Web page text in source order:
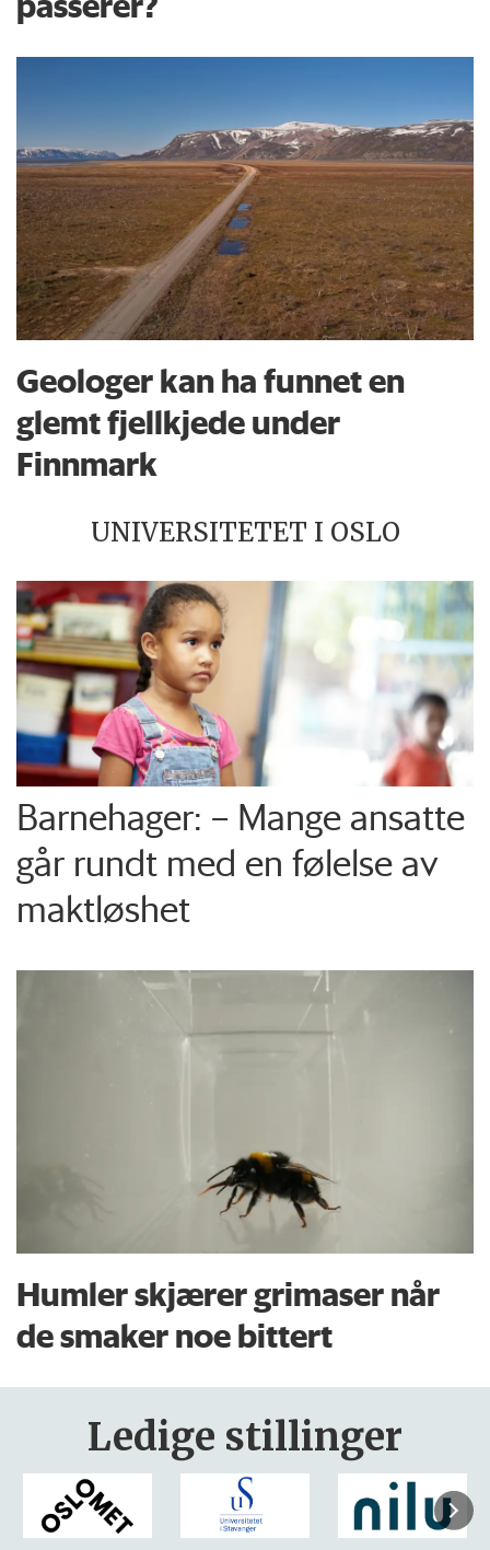
Geologer kan ha funnet en
glemt fjellkjede under
Finnmark
UNIVERSITETET I OSLO
Barnehager: – Mange ansatte
går rundt med en følelse av
maktløshet
Humler skjærer grimaser når
de smaker noe bittert
Ledige stillinger